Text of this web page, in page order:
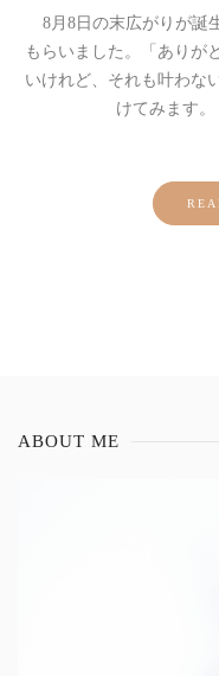
8月8日の末広がりが誕
もらいました。「ありが
いけれど、それも叶わな
けてみます
ABOUT ME